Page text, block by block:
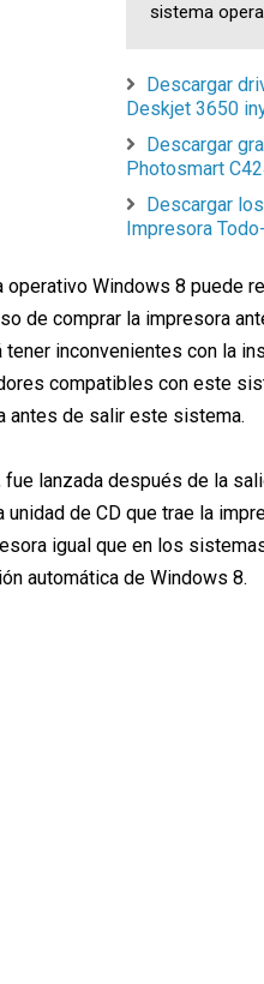
sistema
Descargar
Deskjet 3650
Descargar
Photosmart
Descargar
Impresora
Windows 8 puede
de comprar la impresora
inconvenientes con la
compatibles con este
antes de salir este sistema.
fue lanzada después de la
de CD que trae la
igual que en los
automática de Windows 8.